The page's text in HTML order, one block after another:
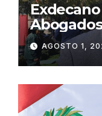
AGOSTO 1,